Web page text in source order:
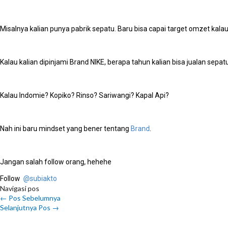
Misalnya kalian punya pabrik sepatu. Baru bisa capai target omzet
Kalau kalian dipinjami Brand NIKE, berapa tahun kalian bisa jualan
Kalau Indomie? Kopiko? Rinso? Sariwangi? Kapal Api?
Nah ini baru mindset yang bener tentang Brand
Jangan salah follow orang, hehehe
Follow @subiakto
Navigasi pos
← Pos Sebelumnya
Selanjutnya Pos →